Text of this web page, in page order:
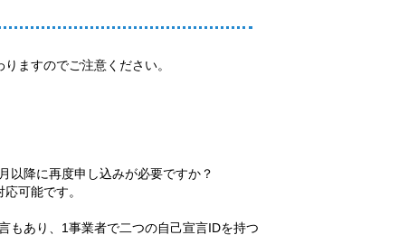
ますのでご注意ください。
以降に再度申し込みが必要ですか？
可能です。
もあり、1事業者で二つの自己宣言IDを持つ